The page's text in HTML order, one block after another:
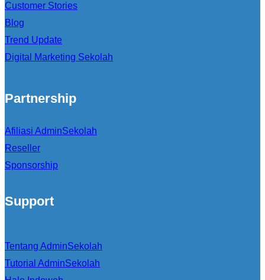
Customer Stories
Blog
Trend Update
Digital Marketing Sekolah
Partnership
Afiliasi AdminSekolah
Reseller
Sponsorship
Support
Tentang AdminSekolah
Tutorial AdminSekolah